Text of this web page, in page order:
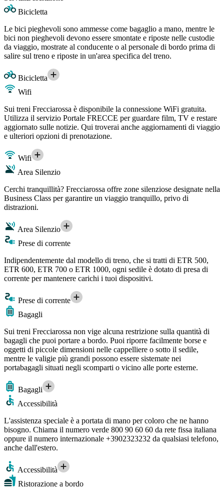
Bicicletta
Le bici pieghevoli sono ammesse come bagaglio a mano, mentre le
bici non pieghevoli devono essere smontate e riposte nelle custodie
da viaggio, mostrate al conducente o al personale di bordo prima di
salire sul treno e riposte in un'area specifica del treno.
Bicicletta
Wifi
Sui treni Frecciarossa è disponibile la connessione WiFi gratuita.
Utilizza il servizio Portale FRECCE per guardare film, TV e restare
aggiornato sulle notizie. Qui troverai anche aggiornamenti di viaggio
e ulteriori opzioni di prenotazione.
Wifi
Area Silenzio
Cerchi tranquillità? Frecciarossa offre zone silenziose designate nella
Business Class per garantire un viaggio tranquillo, privo di
distrazioni.
Area Silenzio
Prese di corrente
Indipendentemente dal modello di treno, che si tratti di ETR 500,
ETR 600, ETR 700 o ETR 1000, ogni sedile è dotato di presa di
corrente per mantenere carichi i tuoi dispositivi.
Prese di corrente
Bagagli
Sui treni Frecciarossa non vige alcuna restrizione sulla quantità di
bagagli che puoi portare a bordo. Puoi riporre facilmente borse e
oggetti di piccole dimensioni nelle cappelliere o sotto il sedile,
mentre le valigie più grandi possono essere sistemate nei
portabagagli situati negli scomparti o vicino alle porte esterne.
Bagagli
Accessibilità
L'assistenza speciale è a portata di mano per coloro che ne hanno
bisogno. Chiama il numero verde 800 90 60 60 da rete fissa italiana
oppure il numero internazionale +3902323232 da qualsiasi telefono,
anche dall'estero.
Accessibilità
Ristorazione a bordo